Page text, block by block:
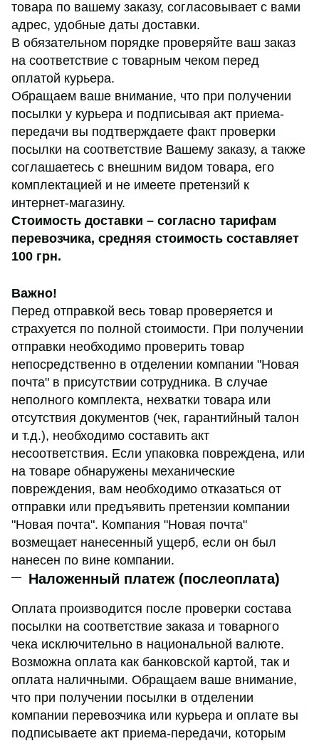
товара по вашему заказу, согласовывает с вами
адрес, удобные даты доставки.
В обязательном порядке проверяйте ваш заказ
на соответствие с товарным чеком перед
оплатой курьера.
Обращаем ваше внимание, что при получении
посылки у курьера и подписывая акт приема-
передачи вы подтверждаете факт проверки
посылки на соответствие Вашему заказу, а также
соглашаетесь с внешним видом товара, его
комплектацией и не имеете претензий к
интернет-магазину.
Стоимость доставки – согласно тарифам
перевозчика, средняя стоимость составляет
100 грн.
Важно!
Перед отправкой весь товар проверяется и
страхуется по полной стоимости. При получении
отправки необходимо проверить товар
непосредственно в отделении компании "Новая
почта" в присутствии сотрудника. В случае
неполного комплекта, нехватки товара или
отсутствия документов (чек, гарантийный талон
и т.д.), необходимо составить акт
несоответствия. Если упаковка повреждена, или
на товаре обнаружены механические
повреждения, вам необходимо отказаться от
отправки или предъявить претензии компании
"Новая почта". Компания "Новая почта"
возмещает нанесенный ущерб, если он был
нанесен по вине компании.
Наложенный платеж (послеоплата)
Оплата производится после проверки состава
посылки на соответствие заказа и товарного
чека исключительно в национальной валюте.
Возможна оплата как банковской картой, так и
оплата наличными. Обращаем ваше внимание,
что при получении посылки в отделении
компании перевозчика или курьера и оплате вы
подписываете акт приема-передачи, которым